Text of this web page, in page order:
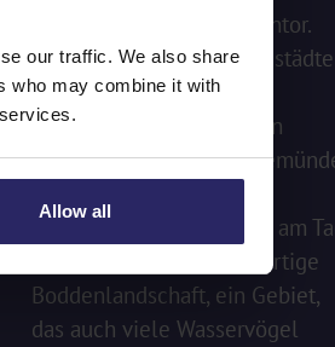
our traffic. We also share
who may combine it with
Allow all
beeindruckenden Holstentor.
Danach folgen die Hansestädte
Wismar und Rostock. Die
Strände an den Badeorten
Kühlungsborn und
Abwechslung. Besonders am
6 erleben Sie die einzigartige
Boddenlandschaft, ein Gebiet,
das auch viele Wasservögel